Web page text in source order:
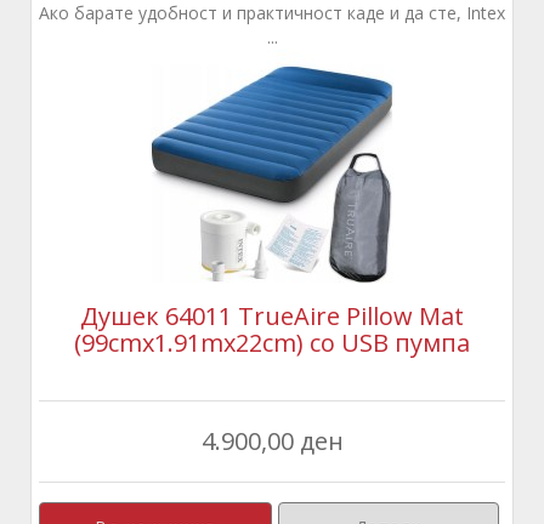
Ако барате удобност и практичност каде и да сте, Intex
...
Душек 64011 TrueAire Pillow Mat
(99cmx1.91mx22cm) со USB пумпа
4.900,00 ден